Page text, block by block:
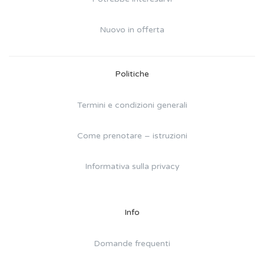
Nuovo in offerta
Politiche
Termini e condizioni generali
Come prenotare – istruzioni
Informativa sulla privacy
Info
Domande frequenti